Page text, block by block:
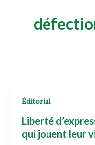
Éditorial
Liberté
qui jouent leur